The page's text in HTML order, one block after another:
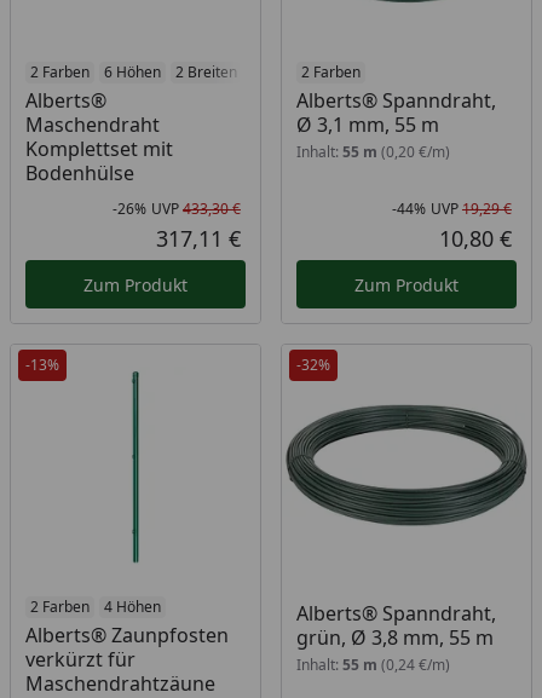
2 Farben 6 Höhen 2 Breiten
Alberts®
Maschendraht
Komplettset mit
Bodenhülse
Rabatt in Prozent
-26%
Ursprünglicher Preis
UVP433,30 €
Aktueller Preis
317,11 €
Zum Produkt
2 Farben
Alberts® Spanndraht,
Ø 3,1 mm, 55 m
Inhalt: 55 m (0,20 €/m)
-44% UVP19,29 €
10,80 €
Zum Produkt
-13%
2 Farben 4 Höhen
Alberts® Zaunpfosten
verkürzt für
Maschendrahtzäune
-32%
Alberts® Spanndraht,
grün, Ø 3,8 mm, 55 m
Inhalt: 55 m (0,24 €/m)